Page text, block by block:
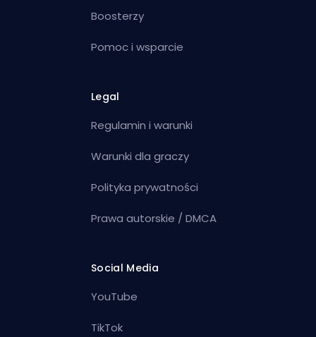
Boosterzy
Pomoc i wsparcie
Legal
Regulamin i warunki
Warunki dla graczy
Polityka prywatności
Prawa autorskie / DMCA
Social Media
YouTube
TikTok